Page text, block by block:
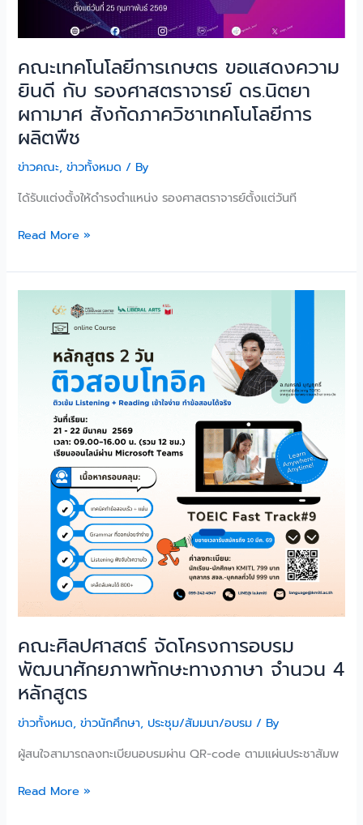
คณะเทคโนโลยีการเกษตร ขอแสดงความ
ยินดี กับ รองศาสตราจารย์ ดร.นิตยา
ผกามาศ สังกัดภาควิชาเทคโนโลยีการ
ผลิตพืช
ข่าวคณะ,ข่าวทั้งหมด / By
ได้รับแต่งตั้งให้ดำรงตำแหน่ง รองศาสตราจารย์ตั้งแต่วันที
มาศ
สังกัด
ภาค
วิชา
เทคโนโลยี
การ
พืช
Read More »
คณะศิลปศาสตร์ จัดโครงการอบรม
พัฒนาศักยภาพทักษะทางภาษา จำนวน 4
หลักสูตร
ข่าวทั้งหมด,ข่าวนักศึกษา, ประชุม/สัมมนา/อบรม / By
ผู้สนใจสามารถลงทะเบียนอบรมผ่าน QR-code ตามแผ่นประชาสัมพ
ศิลปศาสตร์
โครงการ
ศักยภาพ
หลักสูตร
Read More »